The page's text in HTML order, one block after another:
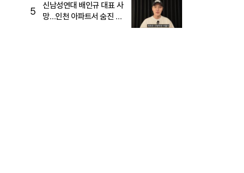
5
신남성연대 배인규 대표 사
망…인천 아파트서 숨진 채